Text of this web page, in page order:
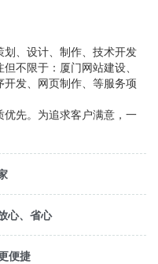
、设计、制作、技术开发
不限于：厦门网站建设、
发、网页制作、等服务项
先。为追求客户满意，一
心、省心
便捷